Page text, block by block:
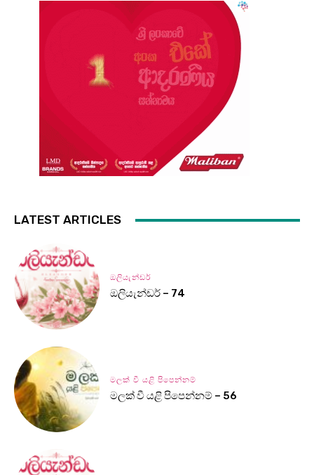
LATEST ARTICLES
ඔලියැන්ඩර්
ඔලියැන්ඩර් – 74
මලක් වී යළි පිපෙන්නම්
මලක් වී යළි පිපෙන්නම් – 56